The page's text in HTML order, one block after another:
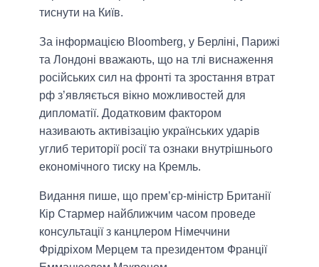
тиснути на Київ.
За інформацією Bloomberg, у Берліні, Парижі
та Лондоні вважають, що на тлі виснаження
російських сил на фронті та зростання втрат
рф з’являється вікно можливостей для
дипломатії. Додатковим фактором
називають активізацію українських ударів
углиб території росії та ознаки внутрішнього
економічного тиску на Кремль.
Видання пише, що прем’єр-міністр Британії
Кір Стармер найближчим часом проведе
консультації з канцлером Німеччини
Фрідріхом Мерцем та президентом Франції